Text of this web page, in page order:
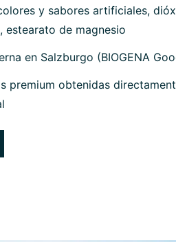
y sabores artificiales,
estearato de magnesio
en Salzburgo (BIOGENA
premium obtenidas